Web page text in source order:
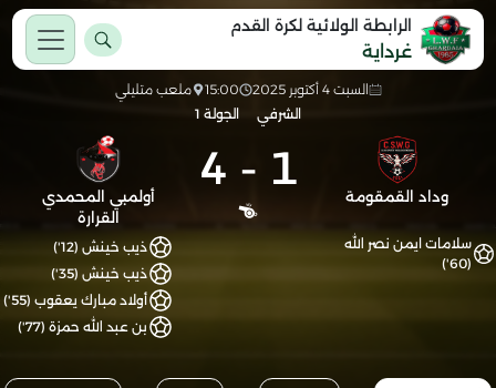
الرابطة الولائية لكرة القدم
غرداية
السبت 4 أكتوبر 2025 15:00
ملعب متليلي
الشرفي
الجولة 1
وداد القمقومة 1
-
4
أولمبي المحمدي
القرارة
سلامات ايمن نصر الله
(60')
ذيب خينش (12')
ذيب خينش (35')
أولاد مبارك يعقوب (55')
بن عبد الله حمزة (77')